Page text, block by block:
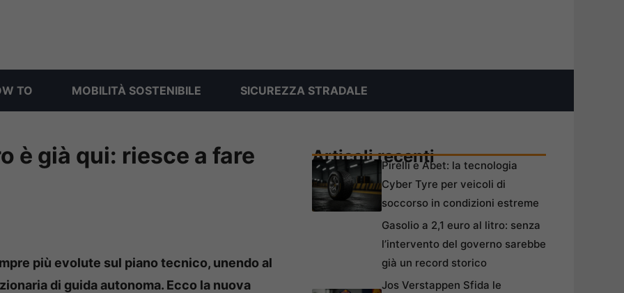
TO MOBILITÀ SOSTENIBILE SICUREZZA STRADALE
è già qui: riesce a fare
più evolute sul piano tecnico, unendo al
di guida autonoma. Ecco la nuova
Articoli recentiPirelli e Abet: la tecnologia
Cyber Tyre per veicoli di
soccorso in condizioni estreme
Gasolio a 2,1 euro al litro: senza
l’intervento del governo sarebbe
già un record storico
Jos Verstappen Sfida le